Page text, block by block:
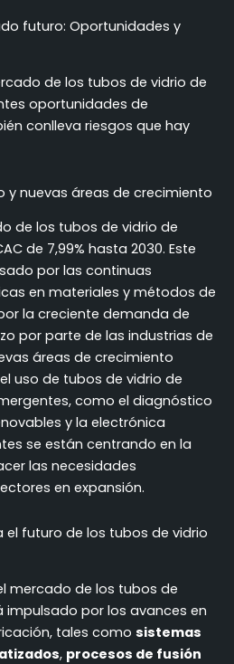
futuro: Oportunidades y
de los tubos de vidrio de
oportunidades de
conlleva riesgos que hay
y nuevas áreas de crecimiento
de los tubos de vidrio de
de 7,99% hasta 2030. Este
por las continuas
en materiales y métodos de
la creciente demanda de
por parte de las industrias de
áreas de crecimiento
uso de tubos de vidrio de
como el diagnóstico
y la electrónica
se están centrando en la
las necesidades
en expansión.
el futuro de los tubos de vidrio
mercado de los tubos de
impulsado por los avances en
tales como sistemas
, procesos de fusión